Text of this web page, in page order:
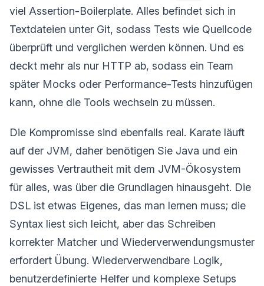
viel Assertion-Boilerplate. Alles befindet sich in
Textdateien unter Git, sodass Tests wie Quellcode
überprüft und verglichen werden können. Und es
deckt mehr als nur HTTP ab, sodass ein Team
später Mocks oder Performance-Tests hinzufügen
kann, ohne die Tools wechseln zu müssen.
Die Kompromisse sind ebenfalls real. Karate läuft
auf der JVM, daher benötigen Sie Java und ein
gewisses Vertrautheit mit dem JVM-Ökosystem
für alles, was über die Grundlagen hinausgeht. Die
DSL ist etwas Eigenes, das man lernen muss; die
Syntax liest sich leicht, aber das Schreiben
korrekter Matcher und Wiederverwendungsmuster
erfordert Übung. Wiederverwendbare Logik,
benutzerdefinierte Helfer und komplexe Setups